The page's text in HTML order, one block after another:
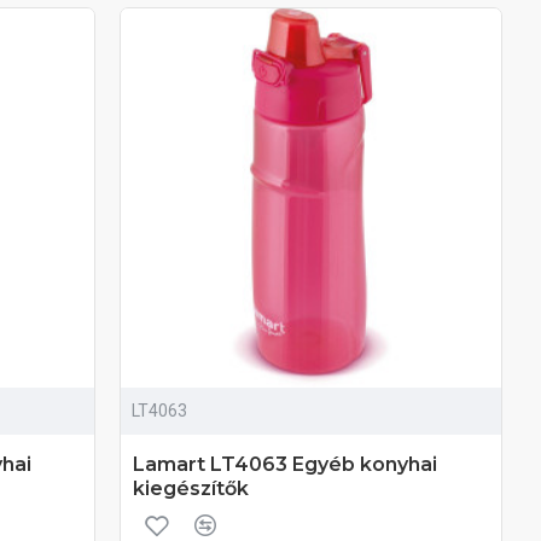
LT4063
Lamart LT4063 Egyéb konyhai
kiegészítők